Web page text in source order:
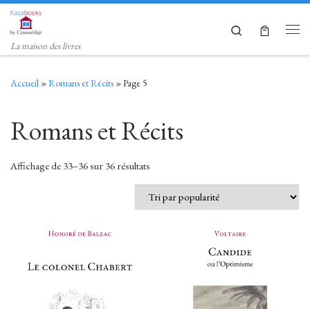
Skip to content
La maison des livres
Search
Accueil »Romans et Récits »Page 5
Romans et Récits
Affichage de 33–36 sur 36 résultats